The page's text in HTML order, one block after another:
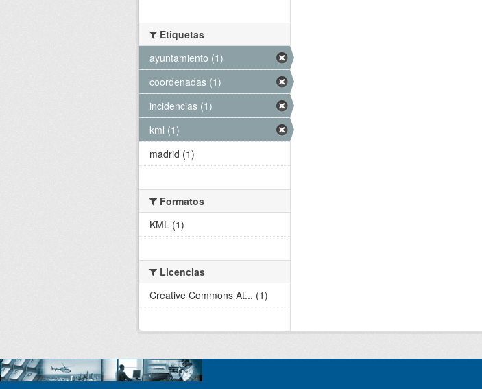
Etiquetas
ayuntamiento (1)
coordenadas (1)
incidencias (1)
kml (1)
madrid (1)
Formatos
KML (1)
Licencias
Creative Commons At... (1)